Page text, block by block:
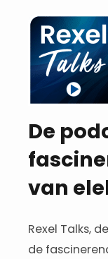
De
van
Rexel Talks,
de